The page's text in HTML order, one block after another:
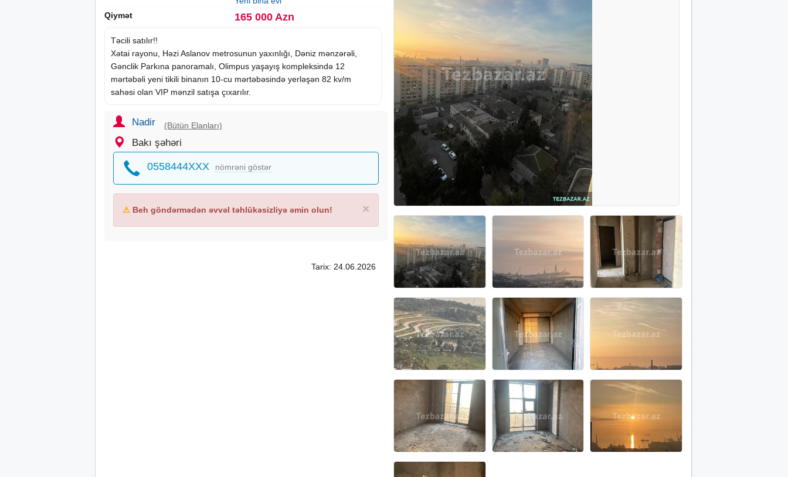
Qiymət
165 000 Azn
Təcili satılır!!
Xətai rayonu, Həzi Aslanov metrosunun yaxınlığı, Dəniz mənzərəli,
Gənclik Parkına panoramalı, Olimpus yaşayış kompleksində 12
mərtəbəli yeni tikili binanın 10-cu mərtəbəsində yerləşən 82 kv/m
sahəsi olan VIP mənzil satışa çıxarılır.
Nadir (Bütün Elanları)
Bakı şəhəri
0558444XXX nömrəni göstər
×
⚠ Beh göndərmədən əvvəl təhlükəsizliyə əmin olun!
Tarix: 24.06.2026